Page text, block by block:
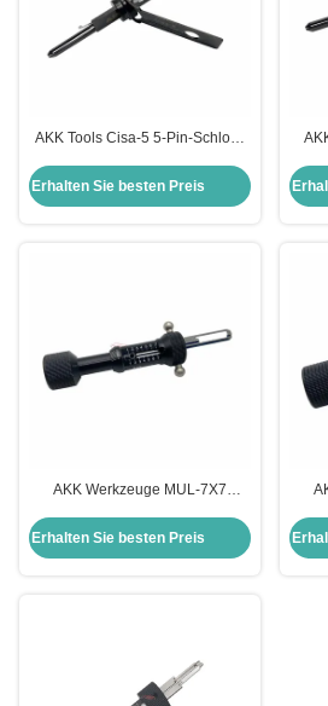
AKK Tools Cisa-5 5-Pin-Schloss
Schlosser Türwerkzeuge
Erhalten Sie besten Preis
AKK Werkzeuge MUL-7X7
Schlosser Picking-Werkzeuge
Schloss pikt Werkzeuge
Erhalten Sie besten Preis